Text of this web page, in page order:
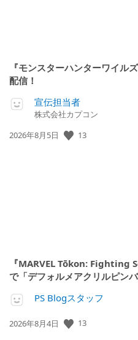
『モンスターハンターワイル
配信！
宣伝担当者
株式会社カプコン
公
2026年8月5日 13
『MARVEL Tōkon: Fighting
で「デフォルメアクリルピン
PS Blogスタッフ
公
2026年8月4日 13